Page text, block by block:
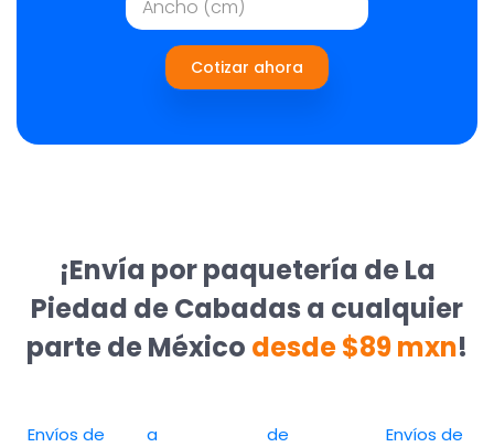
Cotizar ahora
¡Envía por paquetería de La
Piedad de Cabadas a cualquier
parte de México desde $89 mxn!
Envíos de
a
de
Envíos de